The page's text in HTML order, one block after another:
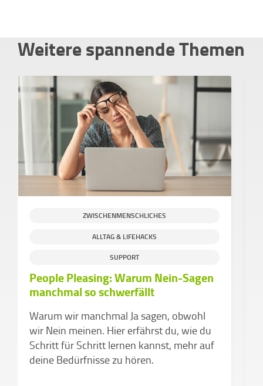
Weitere spannende Themen
ZWISCHENMENSCHLICHES
ALLTAG & LIFEHACKS
SUPPORT
People Pleasing: Warum Nein-Sagen
manchmal so schwerfällt
Warum wir manchmal Ja sagen, obwohl
wir Nein meinen. Hier erfährst du, wie du
Schritt für Schritt lernen kannst, mehr auf
deine Bedürfnisse zu hören.